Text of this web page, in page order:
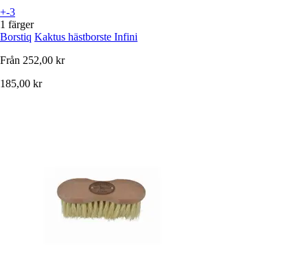
+-3
1 färger
Borstiq Kaktus hästborste Infini
Från 252,00 kr
185,00 kr